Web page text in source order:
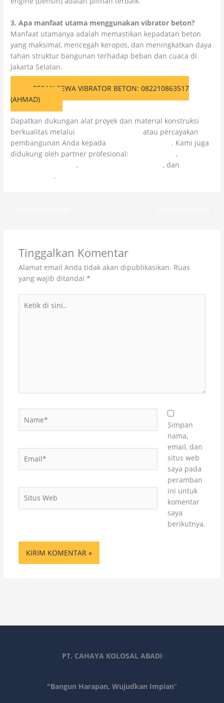
3. Apa manfaat utama menggunakan vibrator beton?
Manfaat utamanya adalah memastikan kepadatan beton
yang maksimal, mencegah keropos, dan meningkatkan daya
tahan struktur bangunan terhadap beban dan cuaca di
Jakarta Selatan.
PESAN SEWA VIBRATOR BETON: 082210863517
(AHMAD)
Dapatkan dukungan alat proyek dan material konstruksi
berkualitas melalui
atau percayakan
pembangunan Anda kepada
. Kami juga
didukung oleh partner profesional:
,
, , dan
.
Tinggalkan Komentar
Alamat email Anda tidak akan dipublikasikan. Ruas
yang wajib ditandai *
Web
Simpan
nama,
email, dan
situs web
saya pada
peramban
ini untuk
komentar
saya
berikutnya.
PT. CAHAYA KOLOSAL ABADI
"Bangun Harapan, Wujudkan Impian"